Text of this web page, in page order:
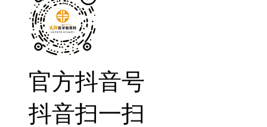
官方抖音号
抖音扫一扫